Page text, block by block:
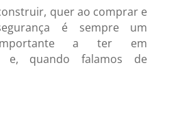
quer ao comprar e
é sempre um
a ter em
e, quando falamos de